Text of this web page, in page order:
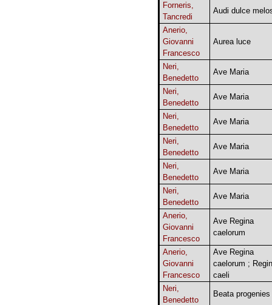
Forneris,
Tancredi
Audi dulce
Anerio,
Giovanni
Francesco
Aurea luce
Neri,
Benedetto
Ave Maria
Neri,
Benedetto
Ave Maria
Neri,
Benedetto
Ave Maria
Neri,
Benedetto
Ave Maria
Neri,
Benedetto
Ave Maria
Neri,
Benedetto
Ave Maria
Anerio,
Giovanni
Francesco
Ave Regina
caelorum
Anerio,
Giovanni
Francesco
Ave Regina
caelorum ;
caeli
Neri,
Benedetto
Beata progenies